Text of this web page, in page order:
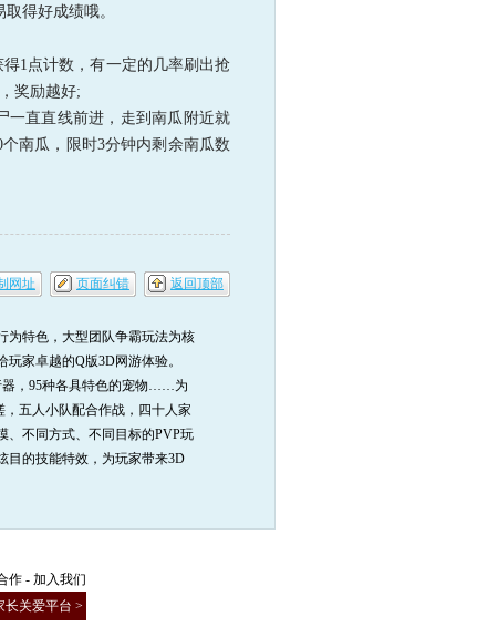
得好成绩哦。
1点计数，有一定的几率刷出抢
奖励越好;
一直直线前进，走到南瓜附近就
南瓜，限时3分钟内剩余南瓜数
网址 页面纠错 返回顶部
特色，大型团队争霸玩法为核
家卓越的Q版3D网游体验。
器，95种各具特色的宠物……为
五人小队配合作战，四十人家
不同方式、不同目标的PVP玩
目的技能特效，为玩家带来3D
作 - 加入我们
长关爱平台 >